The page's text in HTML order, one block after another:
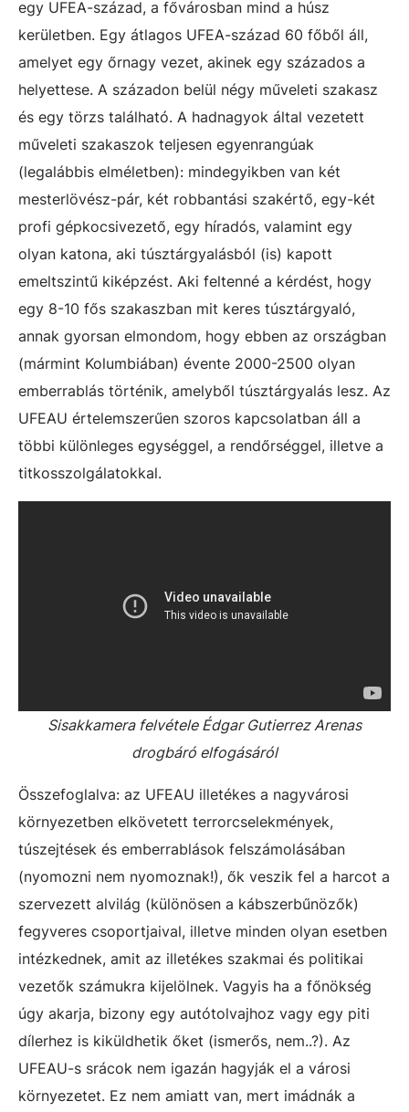
egy UFEA-század, a fővárosban mind a húsz
kerületben. Egy átlagos UFEA-század 60 főből áll,
amelyet egy őrnagy vezet, akinek egy százados a
helyettese. A századon belül négy műveleti szakasz
és egy törzs található. A hadnagyok által vezetett
műveleti szakaszok teljesen egyenrangúak
(legalábbis elméletben): mindegyikben van két
mesterlövész-pár, két robbantási szakértő, egy-két
profi gépkocsivezető, egy híradós, valamint egy
olyan katona, aki túsztárgyalásból (is) kapott
emeltszintű kiképzést. Aki feltenné a kérdést, hogy
egy 8-10 fős szakaszban mit keres túsztárgyaló,
annak gyorsan elmondom, hogy ebben az országban
(mármint Kolumbiában) évente 2000-2500 olyan
emberrablás történik, amelyből túsztárgyalás lesz. Az
UFEAU értelemszerűen szoros kapcsolatban áll a
többi különleges egységgel, a rendőrséggel, illetve a
titkosszolgálatokkal.
Sisakkamera felvétele Édgar Gutierrez Arenas
drogbáró elfogásáról
Összefoglalva: az UFEAU illetékes a nagyvárosi
környezetben elkövetett terrorcselekmények,
túszejtések és emberrablások felszámolásában
(nyomozni nem nyomoznak!), ők veszik fel a harcot a
szervezett alvilág (különösen a kábszerbűnözők)
fegyveres csoportjaival, illetve minden olyan esetben
intézkednek, amit az illetékes szakmai és politikai
vezetők számukra kijelölnek. Vagyis ha a főnökség
úgy akarja, bizony egy autótolvajhoz vagy egy piti
dílerhez is kiküldhetik őket (ismerős, nem..?). Az
UFEAU-s srácok nem igazán hagyják el a városi
környezetet. Ez nem amiatt van, mert imádnák a